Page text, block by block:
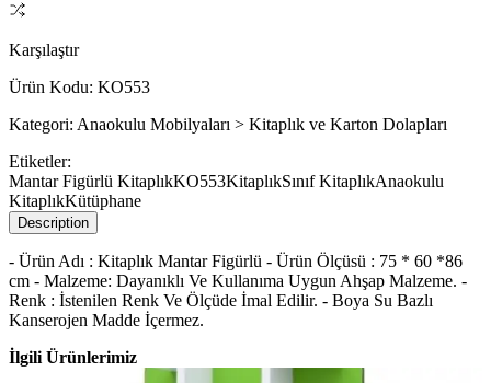
Karşılaştır
Ürün Kodu: KO553
Kategori: Anaokulu Mobilyaları > Kitaplık ve Karton Dolapları
Etiketler:
Mantar Figürlü KitaplıkKO553KitaplıkSınıf KitaplıkAnaokulu
KitaplıkKütüphane
Description
- Ürün Adı : Kitaplık Mantar Figürlü - Ürün Ölçüsü : 75 * 60 *86
cm - Malzeme: Dayanıklı Ve Kullanıma Uygun Ahşap Malzeme. -
Renk : İstenilen Renk Ve Ölçüde İmal Edilir. - Boya Su Bazlı
Kanserojen Madde İçermez.
İlgili Ürünlerimiz